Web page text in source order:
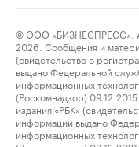
© ООО «БИЗНЕСПРЕСС»,
2026. Сообщения и
(свидетельство о
выдано Федеральной
информационных
(Роскомнадзор)
издания «РБК»
информации выдано
информационных